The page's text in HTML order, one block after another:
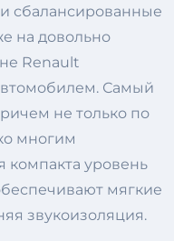
сбалансированные
на довольно
Renault
Самый
не только по
многим
компакта уровень
мягкие
звукоизоляция.